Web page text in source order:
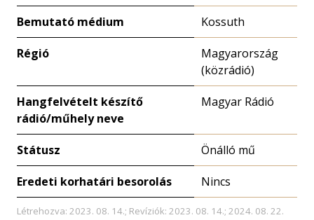
Bemutató médium Kossuth
Régió
Magyarország
(közrádió)
Hangfelvételt készítő
rádió/műhely neve
Magyar Rádió
Státusz Önálló mű
Eredeti korhatári besorolás Nincs
Létrehozva: 2023. 08. 14.; Revíziók: 2023. 08. 14.; 2024. 08. 22.